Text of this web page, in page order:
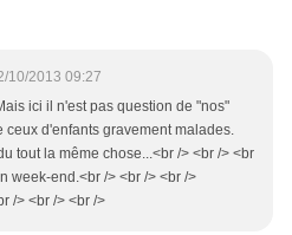
10/2013 09:27
ici il n'est pas question de "nos"
ceux d'enfants gravement malades.
tout la même chose...<br /> <br /> <br
week-end.<br /> <br /> <br />
/> <br /> <br />